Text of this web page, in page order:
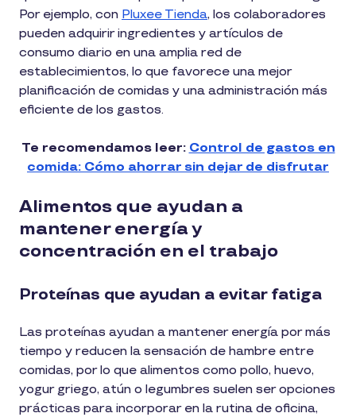
Por ejemplo, con Pluxee Tienda, los colaboradores
pueden adquirir ingredientes y artículos de
consumo diario en una amplia red de
establecimientos, lo que favorece una mejor
planificación de comidas y una administración más
eficiente de los gastos.
Te recomendamos leer: Control de gastos en
comida: Cómo ahorrar sin dejar de disfrutar
Alimentos que ayudan a
mantener energía y
concentración en el trabajo
Proteínas que ayudan a evitar fatiga
Las proteínas ayudan a mantener energía por más
tiempo y reducen la sensación de hambre entre
comidas, por lo que alimentos como pollo, huevo,
yogur griego, atún o legumbres suelen ser opciones
prácticas para incorporar en la rutina de oficina,